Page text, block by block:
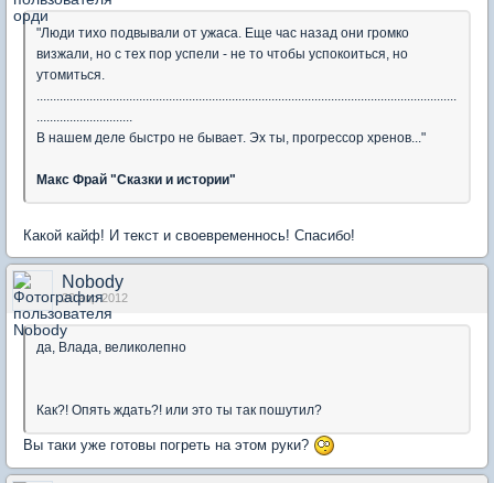
"Люди тихо подвывали от ужаса. Еще час назад они громко
визжали, но с тех пор успели - не то чтобы успокоиться, но
утомиться.
В нашем деле быстро не бывает. Эх ты, прогрессор хренов..."
Макс Фрай "Сказки и истории"
Какой кайф! И текст и своевременнось! Спасибо!
Nobody
20 апр 2012
да, Влада, великолепно
Как?! Опять ждать?! или это ты так пошутил?
Вы таки уже готовы погреть на этом руки?